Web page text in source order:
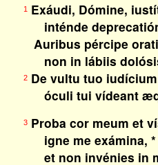
1Exáudi, Dómine,
inténde
Auribus pércipe
non in lábiis
2De vultu tuo
óculi tui vídeant
3Proba cor meum et
igne me exámina, *
et non invénies in